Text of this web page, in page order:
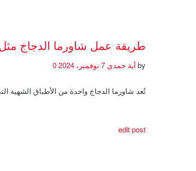
طريقة عمل شاورما الدجاج
byآية حمدي
تُعد شاورما الدجاج واحدة من الأطباق الشهية
edit post